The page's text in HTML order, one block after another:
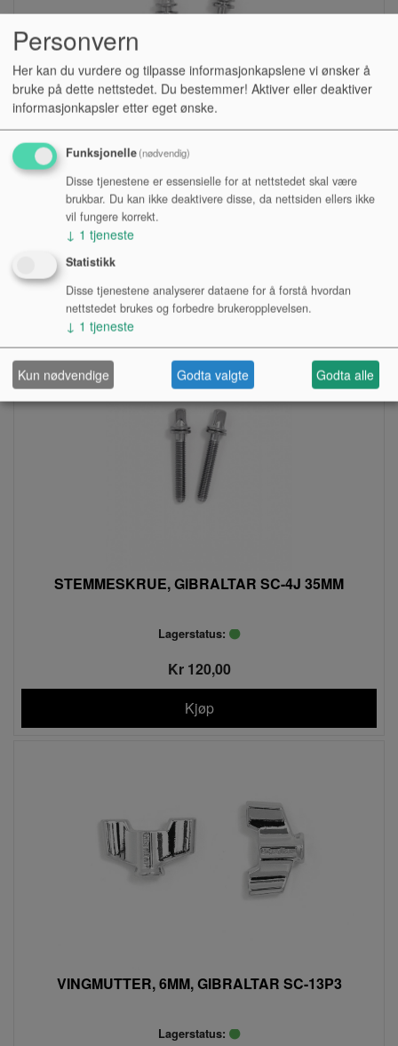
STEMMESKRUE, GIBRALTAR SC-4E 58MM
Kjøp
STEMMESKRUE, GIBRALTAR SC-4J 35MM
Lagerstatus:
Kr 120,00
Kjøp
VINGMUTTER, 6MM, GIBRALTAR SC-13P3
Lagerstatus:
Personvern
Her kan du vurdere og tilpasse informasjonkapslene vi ønsker å
bruke på dette nettstedet. Du bestemmer! Aktiver eller deaktiver
informasjonkapsler etter eget ønske.
Funksjonelle(nødvendig)
Disse tjenestene er essensielle for at nettstedet skal være
brukbar. Du kan ikke deaktivere disse, da nettsiden ellers ikke
vil fungere korrekt.
↓ 1 tjeneste
Statistikk
Disse tjenestene analyserer dataene for å forstå hvordan
nettstedet brukes og forbedre brukeropplevelsen.
↓ 1 tjeneste
Kun nødvendige Godta valgte Godta alle